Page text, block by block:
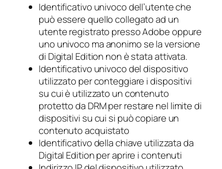
Identificativo univoco dell’utente che
può essere quello collegato ad un
utente registrato presso Adobe oppure
uno univoco ma anonimo se la versione
di Digital Edition non è stata attivata.
Identificativo univoco del dispositivo
utilizzato per conteggiare i dispositivi
su cui è utilizzato un contenuto
protetto da DRM per restare nel limite di
dispositivi su cui si può copiare un
contenuto acquistato
Identificativo della chiave utilizzata da
Digital Edition per aprire i contenuti